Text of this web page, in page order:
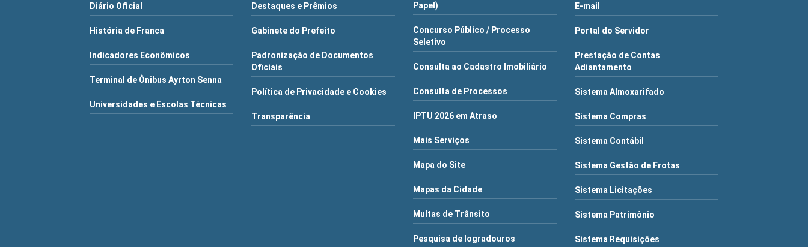
Diário Oficial
História de Franca
Indicadores Econômicos
Terminal de Ônibus Ayrton Senna
Universidades e Escolas Técnicas
Destaques e Prêmios
Gabinete do Prefeito
Padronização de Documentos
Oficiais
Política de Privacidade e Cookies
Transparência
Papel)
Concurso Público / Processo
Seletivo
Consulta ao Cadastro Imobiliário
Consulta de Processos
IPTU 2026 em Atraso
Mais Serviços
Mapa do Site
Mapas da Cidade
Multas de Trânsito
Pesquisa de logradouros
E-mail
Portal do Servidor
Prestação de Contas
Adiantamento
Sistema Almoxarifado
Sistema Compras
Sistema Contábil
Sistema Gestão de Frotas
Sistema Licitações
Sistema Patrimônio
Sistema Requisições